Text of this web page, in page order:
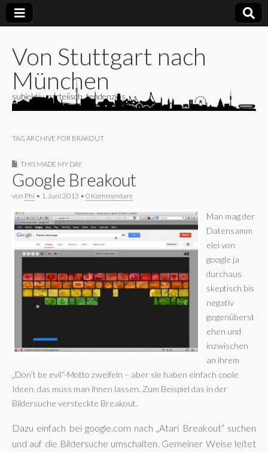
Von Stuttgart nach
München
subjektiv, parteiisch, tendenziös
TAG ARCHIVE FOR BRAKOUT
THIS MADE MY DAY
Google Breakout
von Phi • 1. Juni 2013 • 0 Kommentare
Man mag der
Datensamm
elei von
google ja
durchaus
skeptisch bis
negativ
gegenüberst
ehen und
inzwischen
an ihrem
„Don’t be evil“-Motto zweifeln – aber sie haben einfach coole
Ideen, das muss man ihnen lassen. Zum Beispiel das in der
Bildersuche versteckte Breakout.
Dazu einfach bei google.com nach „Atari Breakout“ suchen
und auf die Bildersuche umschalten. Gemeiner Weise leitet